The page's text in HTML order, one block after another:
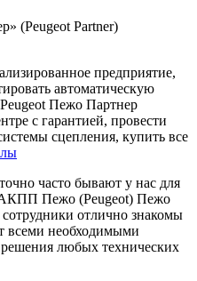
предприятие,
автоматическую
Пежо Партнер
с гарантией, провести
сцепления, купить все
часто бывают у нас для
АКПП Пежо (Peugeot) Пежо
отлично знакомы
всеми необходимыми
любых технических